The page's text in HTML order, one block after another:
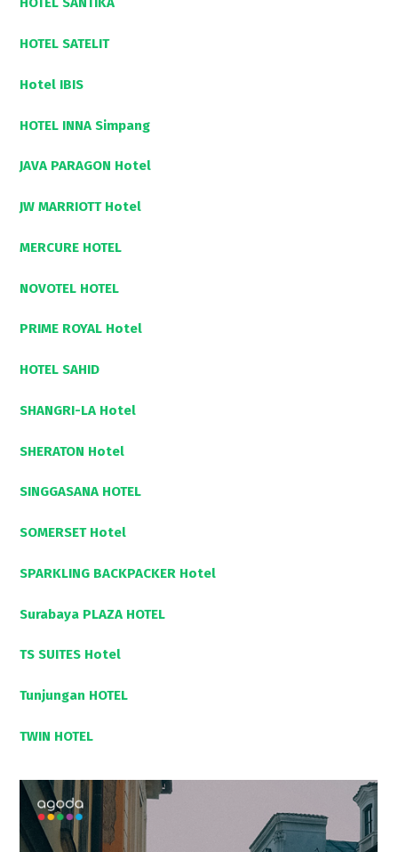
HOTEL SATELIT
Hotel IBIS
HOTEL INNA Simpang
JAVA PARAGON Hotel
JW MARRIOTT Hotel
MERCURE HOTEL
NOVOTEL HOTEL
PRIME ROYAL Hotel
HOTEL SAHID
SHANGRI-LA Hotel
SHERATON Hotel
SINGGASANA HOTEL
SOMERSET Hotel
SPARKLING BACKPACKER Hotel
Surabaya PLAZA HOTEL
TS SUITES Hotel
Tunjungan HOTEL
TWIN HOTEL